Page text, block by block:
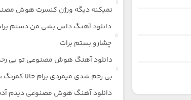
نمیکنه دیگه ورژن کنسرت هوش
دانلود آهنگ داس بشی من دستم
چشارو بستم برات
دانلود آهنگ هوش مصنوعی تو بی
بی رحم شدی میمردی برام حالا
دانلود آهنگ هوش مصنوعی دیدم